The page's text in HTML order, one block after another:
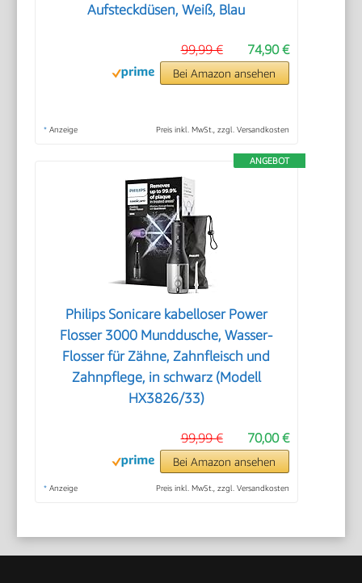
Aufsteckdüsen, Weiß, Blau
74,90 €
99,99 €
Bei Amazon ansehen
* Anzeige Preis inkl. MwSt., zzgl. Versandkosten
ANGEBOT
Philips Sonicare kabelloser Power
Flosser 3000 Munddusche, Wasser-
Flosser für Zähne, Zahnfleisch und
Zahnpflege, in schwarz (Modell
HX3826/33)
70,00 €
99,99 €
Bei Amazon ansehen
* Anzeige Preis inkl. MwSt., zzgl. Versandkosten